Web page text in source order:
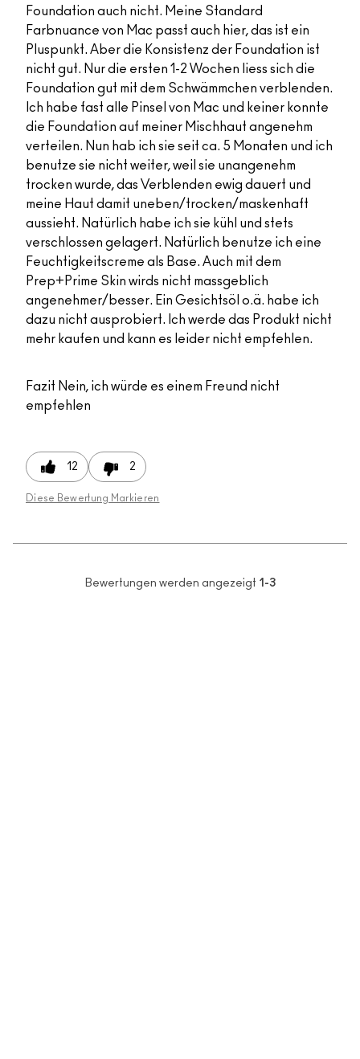
Foundation auch nicht. Meine Standard
Farbnuance von Mac passt auch hier, das ist ein
Pluspunkt. Aber die Konsistenz der Foundation ist
nicht gut. Nur die ersten 1-2 Wochen liess sich die
Foundation gut mit dem Schwämmchen verblenden.
Ich habe fast alle Pinsel von Mac und keiner konnte
die Foundation auf meiner Mischhaut angenehm
verteilen. Nun hab ich sie seit ca. 5 Monaten und ich
benutze sie nicht weiter, weil sie unangenehm
trocken wurde, das Verblenden ewig dauert und
meine Haut damit uneben/trocken/maskenhaft
aussieht. Natürlich habe ich sie kühl und stets
verschlossen gelagert. Natürlich benutze ich eine
Feuchtigkeitscreme als Base. Auch mit dem
Prep+Prime Skin wirds nicht massgeblich
angenehmer/besser. Ein Gesichtsöl o.ä. habe ich
dazu nicht ausprobiert. Ich werde das Produkt nicht
mehr kaufen und kann es leider nicht empfehlen.
Fazit Nein, ich würde es einem Freund nicht
empfehlen
12 2
Diese Bewertung Markieren
Bewertungen werden angezeigt 1-3